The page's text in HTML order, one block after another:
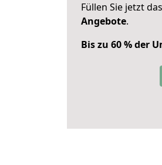
Füllen Sie jetzt
Angebote.
Bis zu 60 % der